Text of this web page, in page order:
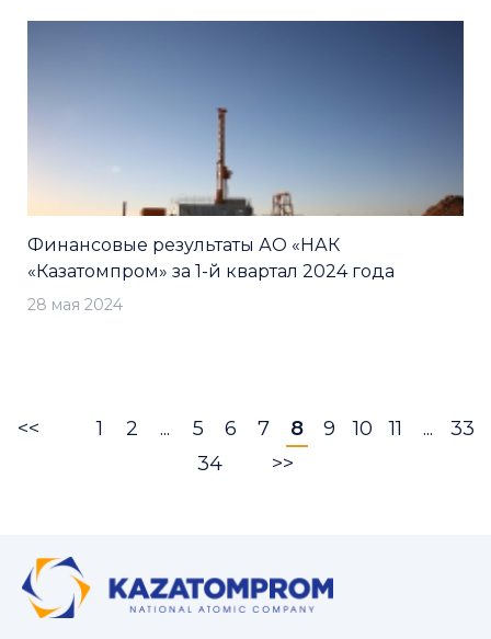
Финансовые результаты АО «НАК
«Казатомпром» за 1-й квартал 2024 года
28 мая 2024
<< 1 2 ... 5 6 7 8 9 10 11 ...
33
34
>>